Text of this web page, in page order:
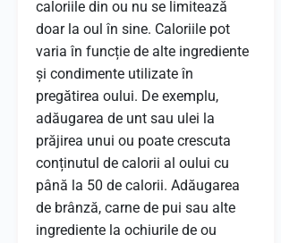
caloriile din ou nu se limitează
doar la oul în sine. Caloriile pot
varia în funcție de alte ingrediente
și condimente utilizate în
pregătirea oului. De exemplu,
adăugarea de unt sau ulei la
prăjirea unui ou poate crescuta
conținutul de calorii al oului cu
până la 50 de calorii. Adăugarea
de brânză, carne de pui sau alte
ingrediente la ochiurile de ou